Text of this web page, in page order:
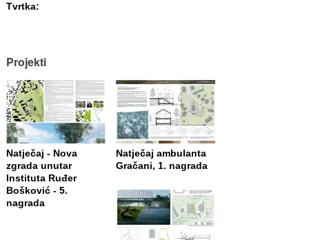
Tvrtka:
Projekti
Natječaj - Nova
zgrada unutar
Instituta Ruđer
Bošković - 5.
nagrada
Natječaj ambulanta
Gračani, 1. nagrada